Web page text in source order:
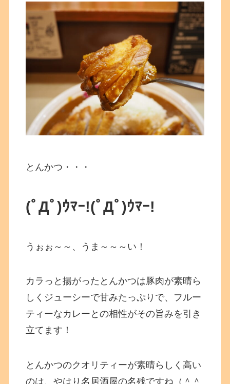
とんかつ・・・
(ﾟДﾟ)ｳﾏｰ!(ﾟДﾟ)ｳﾏｰ!
うぉぉ～～、うま～～～い！
カラっと揚がったとんかつは豚肉が素晴ら
しくジューシーで甘みたっぷりで、フルー
ティーなカレーとの相性がその旨みを引き
立てます！
とんかつのクオリティーが素晴らしく高い
のは、やはり名居酒屋の名残ですね（＾＾